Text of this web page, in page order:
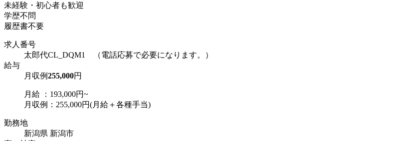
未経験・初心者も歓迎
学歴不問
履歴書不要
求人番号
太郎代CL_DQM1 （電話応募で必要になります。）
給与
月収例255,000円
月給 ：193,000円~
月収例：255,000円(月給＋各種手当)
勤務地
新潟県 新潟市